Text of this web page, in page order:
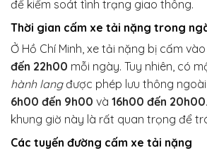
để kiểm soát tình trạng giao thông.
Thời gian cấm xe tải nặng trong
Ở Hồ Chí Minh, xe tải nặng bị cấm
đến 22h00 mỗi ngày. Tuy nhiên, có
hành langđược phép lưu thông
6h00 đến 9h00 và 16h00 đến 20h00
khung giờ này là rất quan trọng để
Các tuyến đường cấm xe tải nặng